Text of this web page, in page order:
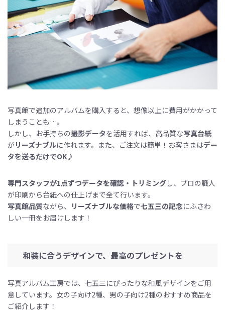
写真館で追加のアルバムを購入すると、想像以上に費用がかかって
しまうことも…。
しかし、お手持ちの撮影データを活用すれば、高品質な写真台紙
が リーズナブルに作れます。また、ご注文は簡単！お客さまはデー
タを送るだけでOK♪
専門スタッフが1点ずつデータを確認・トリミングし、プロの職人
が印刷から台紙への仕上げまで全て行います。
写真館品質ながら、 リーズナブルな価格で七五三の記念にふさわ
しい一冊をお届けします！
和装に合うデザインで、最高のプレゼントを
写真アルバム工房では、七五三にぴったりな和風デザインをご用
意しています。女の子向け2種、男の子向け2種のおすすめ商品を
ご紹介します！